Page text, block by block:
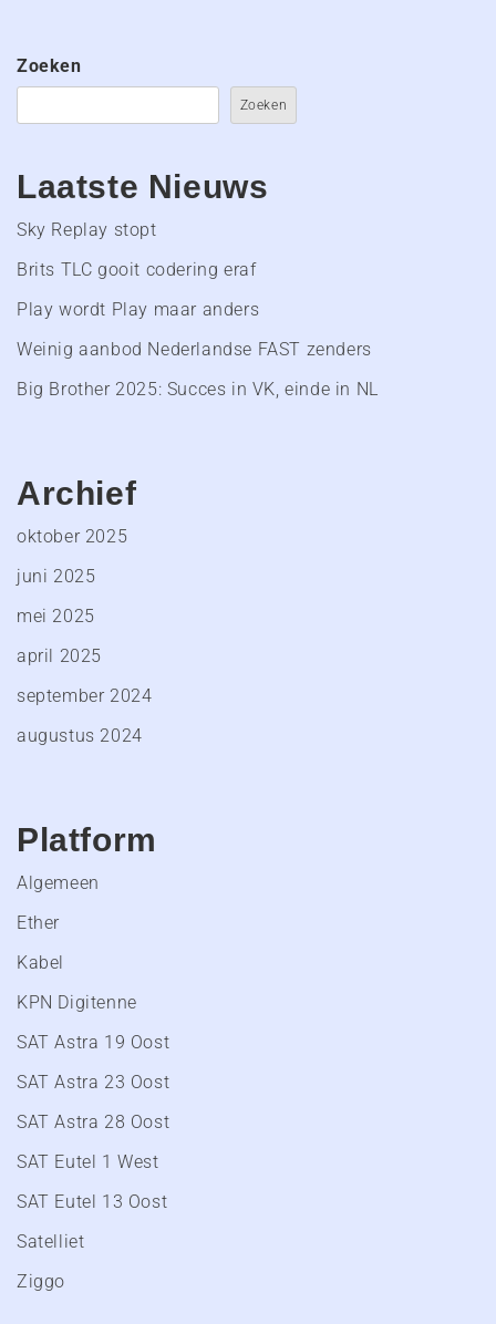
Zoeken
Zoeken
Laatste Nieuws
Sky Replay stopt
Brits TLC gooit codering eraf
Play wordt Play maar anders
Weinig aanbod Nederlandse FAST zenders
Big Brother 2025: Succes in VK, einde in NL
Archief
oktober 2025
juni 2025
mei 2025
april 2025
september 2024
augustus 2024
Platform
Algemeen
Ether
Kabel
KPN Digitenne
SAT Astra 19 Oost
SAT Astra 23 Oost
SAT Astra 28 Oost
SAT Eutel 1 West
SAT Eutel 13 Oost
Satelliet
Ziggo